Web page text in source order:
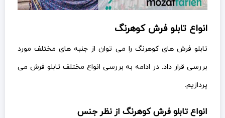
انواع تابلو فرش کوهرنگ
تابلو فرش های کوهرنگ را می توان از جنبه های مختلف مورد
بررسی قرار داد. در ادامه به بررسی انواع مختلف تابلو فرش می
پردازیم.
انواع تابلو فرش کوهرنگ از نظر جنس